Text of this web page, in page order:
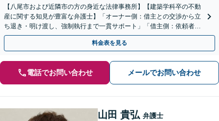
【八尾市および近隣市の方の身近な法律事務所】【建築学科卒の不動
産に関する知見が豊富な弁護士】「オーナー側：借主との交渉から立
ち退き・明け渡し、強制執行まで一貫サポート」「借主側：依頼者さ
まに代わり、正当な権利を主張」【休日・夜間相談可】
料金表を見る
電話でお問い合わせ メールでお問い合わせ
山田 貴弘 弁護士